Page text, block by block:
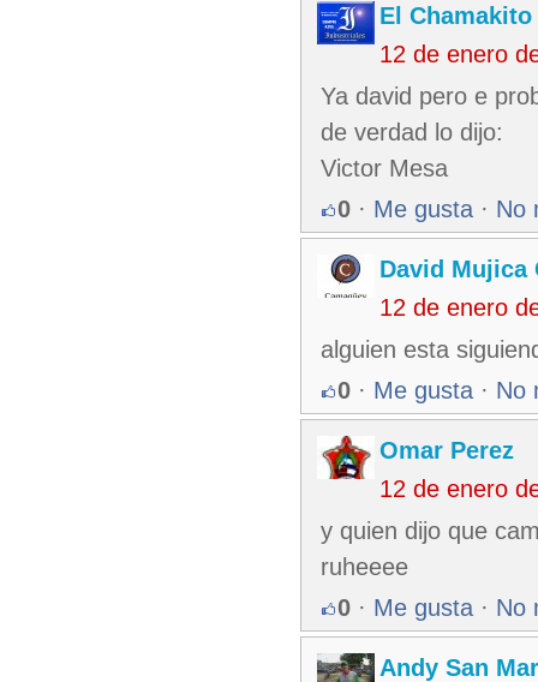
El Chamakito
12 de enero
Ya david pero e
de verdad lo dijo:
Victor Mesa
0 · Me gusta · No
David Mujica
12 de enero
alguien esta
0 · Me gusta · No
Omar Perez
12 de enero
y quien dijo que
ruheeee
0 · Me gusta · No
Andy San